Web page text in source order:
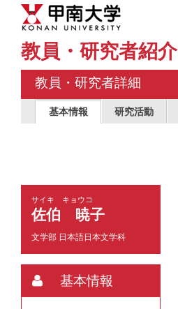
教員・研究者紹介
教員・研究者詳細
基本情報 研究活動
サイキ キョウコ
佐伯 暁子
文学部 日本語日本文学科
基本情報